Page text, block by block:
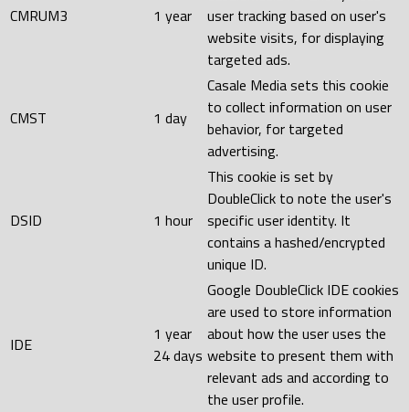
CMRUM3 1 year
user tracking based on user's
website visits, for displaying
targeted ads.
CMST 1 day
Casale Media sets this cookie
to collect information on user
behavior, for targeted
advertising.
DSID 1 hour
This cookie is set by
DoubleClick to note the user's
specific user identity. It
contains a hashed/encrypted
unique ID.
IDE
1 year
24 days
Google DoubleClick IDE cookies
are used to store information
about how the user uses the
website to present them with
relevant ads and according to
the user profile.